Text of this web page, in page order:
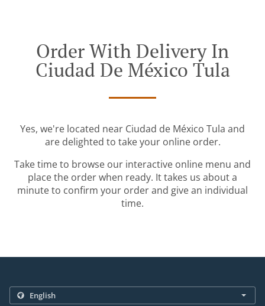
Order With Delivery In
Ciudad De México Tula
Yes, we're located near Ciudad de México Tula and
are delighted to take your online order.
Take time to browse our interactive online menu and
place the order when ready. It takes us about a
minute to confirm your order and give an individual
time.